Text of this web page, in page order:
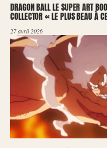
DRAGON BALL LE SUPER ART
COLLECTOR « LE PLUS BEAU À
27 avril 2026